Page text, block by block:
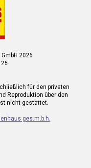
GmbH 2026
für den privaten
Reproduktion über den
nicht gestattet.
ges.m.b.h.